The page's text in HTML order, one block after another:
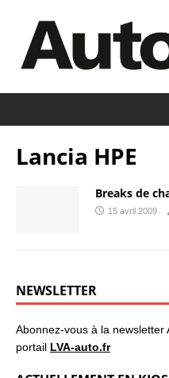
Lancia HPE
Breaks de
15 avril 2009
NEWSLETTER
Abonnez-vous à la newsletter
portail LVA-auto.fr